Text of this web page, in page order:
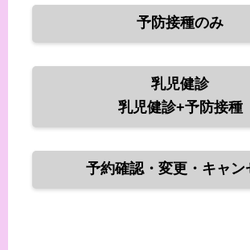
予防接種のみ
乳児健診
乳児健診+予防接種
予約確認・変更・キャン